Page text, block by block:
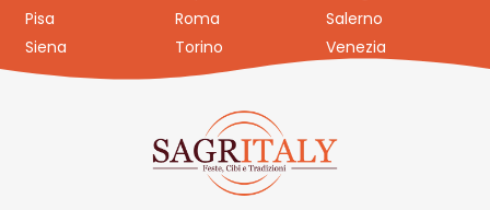
Pisa
Roma
Salerno
Siena
Torino Venezia